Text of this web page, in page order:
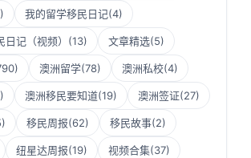
我的留学移民日记(4)
记（视频） (13) 文章精选(5)
澳洲留学(78) 澳洲私校(4)
澳洲移民要知道(19) 澳洲签证(27)
移民周报(62) 移民故事(2)
纽星达周报(19) 视频合集(37)